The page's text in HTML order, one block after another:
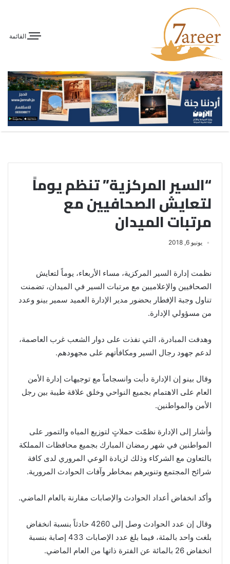
القائمة
“السير المركزية” تنظم يوماً
لتعايش الصحافيين مع
مرتبات الميدان
يونيو 6, 2018
نظمت إدارة السير المركزية، مساء الأربعاء، يوماً لتعايش
الصحافيين والإعلاميين مع مرتبات السير في الميدان، تضمنت
تناول وجبة الإفطار بحضور مدير الإدارة العميد سمير بينو وعدد
من مسؤولي الإدارة.
وهدفت المبادرة، التي نفذت على دوار الشعب غرب العاصمة،
لدعم جهود رجال السير ومكافأتهم على مجهودهم.
وقال بينو إن الإدارة دأبت وانسجاماً مع توجيهات إدارة الأمن
العام على الاهتمام بجميع النواحي وخلق علاقة طيبة بين رجل
الأمن والمواطنين.
وأشار إلى الإدارة نظمّت حملاتٍ لتوزيع المياه والتمور على
المواطنين في شهر رمضان المبارك بجميع محافظات المملكة
بالتعاون مع الشركاء وذلك لزيادة الوعي المروري لدى كافة
شرائح المجتمع وتنويرهم بمخاطر وآفات الحوادث المرورية.
وأكد انخفاض أعداد الحوادث والإصابات مقارنة بالعام الماضي.
وقال إن عدد الحوادث وصل إلى 4260 حادثاً بنسبة انخفاض
بلغت واحد بالمئة، فيما بلغ عدد الإصابات 433 إصابة بنسبة
انخفاض 26 بالمائة عن الفترة ذاتها من العام الماضي.